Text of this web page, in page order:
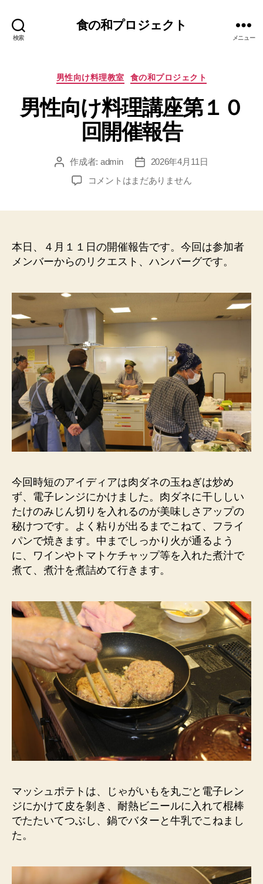
検索
食の和プロジェクト
メニュー
カ
ゴ
リ
ー
男性向け料理教室 食の和プロジェクト
男性向け料理講座第１０
回開催報告
投 作成者: admin
投
稿
日
2026年4月11日
男
理
講
座
１
０
回
催
報
告
へ
の
コメントはまだありません
本日、４月１１日の開催報告です。今回は参加者
メンバーからのリクエスト、ハンバーグです。
今回時短のアイディアは肉ダネの玉ねぎは炒め
ず、電子レンジにかけました。肉ダネに干ししい
たけのみじん切りを入れるのが美味しさアップの
秘けつです。よく粘りが出るまでこねて、フライ
パンで焼きます。中までしっかり火が通るよう
に、ワインやトマトケチャップ等を入れた煮汁で
煮て、煮汁を煮詰めて行きます。
マッシュポテトは、じゃがいもを丸ごと電子レン
ジにかけて皮を剝き、耐熱ビニールに入れて棍棒
でたたいてつぶし、鍋でバターと牛乳でこねまし
た。